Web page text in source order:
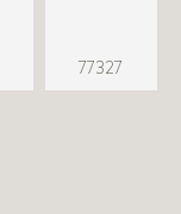
77327